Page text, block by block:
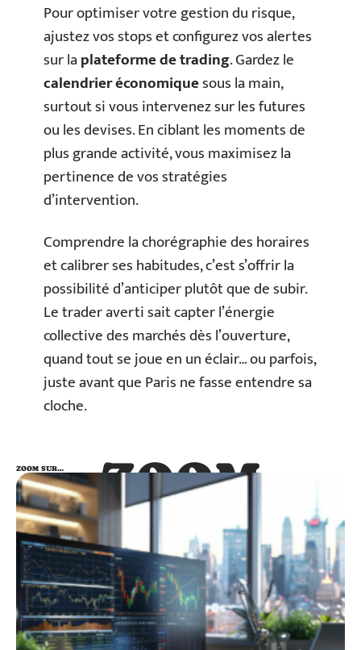
Pour optimiser votre gestion du risque,
ajustez vos stops et configurez vos alertes
sur laplateforme de trading. Gardez le
calendrier économiquesous la main,
surtout si vous intervenez sur les futures
ou les devises. En ciblant les moments de
plus grande activité, vous maximisez la
pertinence de vos stratégies
d’intervention.
Comprendre la chorégraphie des horaires
et calibrer ses habitudes, c’est s’offrir la
possibilité d’anticiper plutôt que de subir.
Le trader averti sait capter l’énergie
collective des marchés dès l’ouverture,
quand tout se joue en un éclair… ou parfois,
juste avant que Paris ne fasse entendre sa
cloche.
ZOOM
SUR…
ZOOM SUR…